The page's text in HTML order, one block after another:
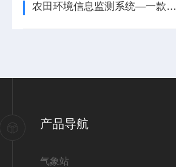
农田环境信息监测系统—一款增强抗灾能力的农业气象观测站2024全+境+派+送
产品导航
气象站